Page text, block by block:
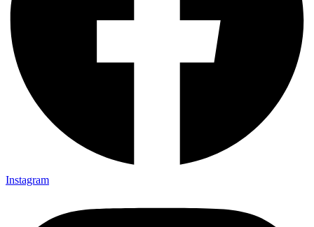
Instagram